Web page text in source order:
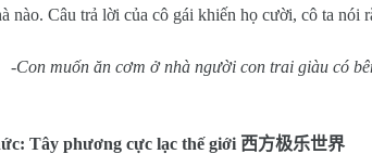
nào. Câu trả lời của cô gái khiến họ cười, cô ta nói
-Con muốn ăn cơm ở nhà người con trai giàu có
Tây phương cực lạc thế giới 西方极乐世界